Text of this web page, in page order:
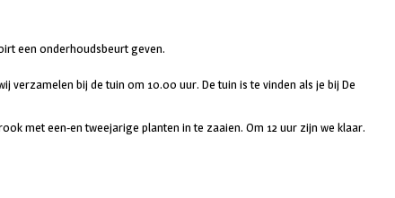
een onderhoudsbeurt geven.
verzamelen bij de tuin om 10.00 uur. De tuin is te vinden als je bij De
met een-en tweejarige planten in te zaaien. Om 12 uur zijn we klaar.